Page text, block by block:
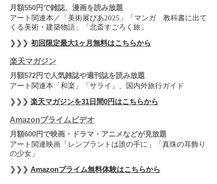
月額550円で雑誌、漫画を読み放題
アート関連本／「美術展ぴあ2025」「マンガ 教科書に出て
くる美術・建築物語」「北斎すごろく旅」
❯❯❯ 初回限定最大1ヶ月無料はこちらから
楽天マガジン
月額572円で人気雑誌や週刊誌を読み放題
アート関連本「和楽」「サライ」、国内外旅行ガイド
❯❯❯ 楽天マガジンを31日間0円はこちらから
Amazonプライムビデオ
月額600円で映画・ドラマ・アニメなどが見放題
アート関連映画「レンブラントは誰の手に」「真珠の耳飾り
の少女」
❯❯❯ Amazonプライム無料体験はこちらから